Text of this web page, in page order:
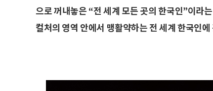
으로 꺼내놓은 “전 세계 모든 곳의 한국인”이라
컬처의 영역 안에서 맹활약하는 전 세계 한국인